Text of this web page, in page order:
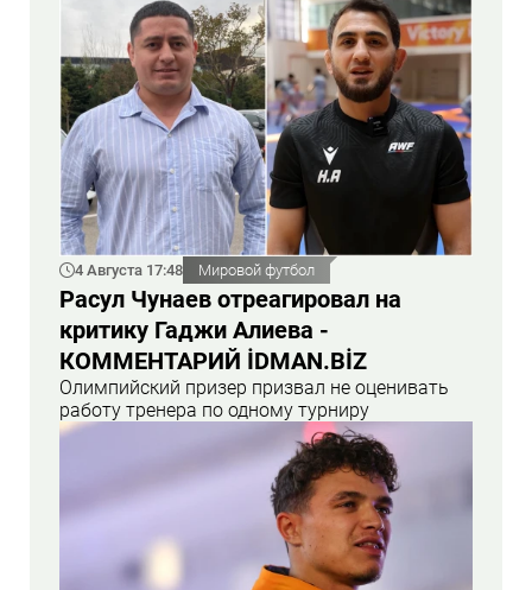
4 Августа 17:48 Мировой футбол
Расул Чунаев отреагировал на
критику Гаджи Алиева -
КОММЕНТАРИЙ İDMAN.BİZ
Олимпийский призер призвал не оценивать
работу тренера по одному турниру